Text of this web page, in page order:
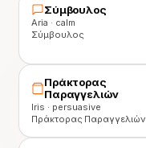
Σύμβουλος
Aria · calm
Σύμβουλος
Πράκτορας
Παραγγελιών
Iris · persuasive
Πράκτορας Παραγγελιών